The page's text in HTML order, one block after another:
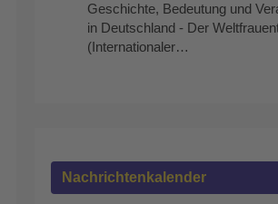
Geschichte, Bedeutung und
in Deutschland - Der
(Internationaler…
Nachrichtenkalender